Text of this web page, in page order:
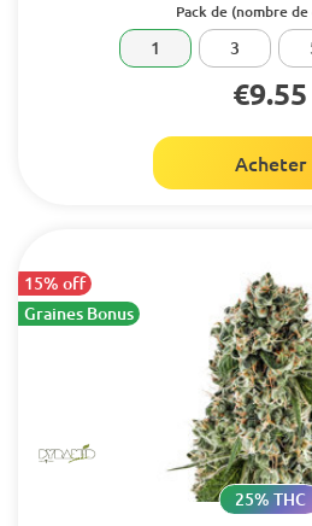
Pack de (nombre
1 3
€9.55
Acheter
15% off
Graines Bonus
25% THC